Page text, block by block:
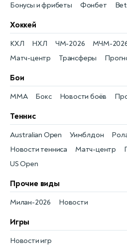
Бонусы и фрибеты
Фонбет
Хоккей
КХЛ
Матч-центр
НХЛ
Трансферы
ЧМ-2026
МЧМ-
Бои
Новости боёв
MMA Бокс
Теннис
Новости тенниса
Australian Open
Матч-центр
Уимблдон
US Open
Прочие виды
Новости
Милан-2026
Игры
Новости игр